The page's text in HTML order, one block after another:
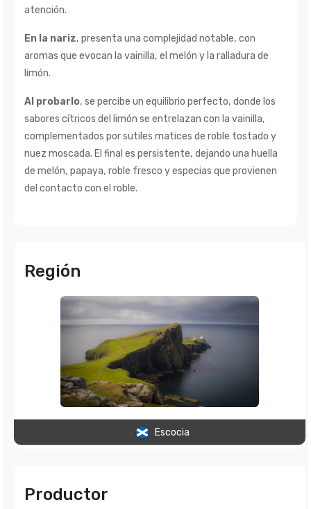
atención.
En la nariz, presenta una complejidad notable, con
aromas que evocan la vainilla, el melón y la ralladura de
limón.
Al probarlo, se percibe un equilibrio perfecto, donde los
sabores cítricos del limón se entrelazan con la vainilla,
complementados por sutiles matices de roble tostado y
nuez moscada. El final es persistente, dejando una huella
de melón, papaya, roble fresco y especias que provienen
del contacto con el roble.
Región
Escocia
Productor